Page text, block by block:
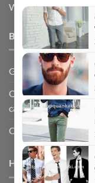
Website:
BÀI VIẾT MỚI
Giày lười nam da bò
Quần jogger nam và
cảnh
Cách chọn quần
HƯỚNG DẪN